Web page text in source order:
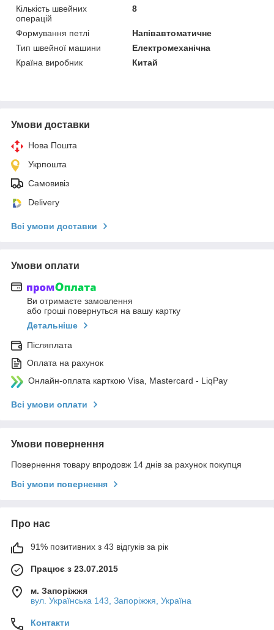
Кількість швейних
операцій
8
Формування петлі
Напівавтоматичне
Тип швейної машини
Електромеханічна
Країна виробник
Китай
Умови доставки
Нова Пошта
Укрпошта
Самовивіз
Delivery
Всі умови доставки
Умови оплати
Ви отримаєте замовлення
або гроші повернуться на вашу картку
Детальніше
Післяплата
Оплата на рахунок
Онлайн-оплата карткою Visa, Mastercard - LiqPay
Всі умови оплати
Умови повернення
Повернення товару впродовж 14 днів за рахунок покупця
Всі умови повернення
Про нас
91% позитивних з 43 відгуків за рік
Працює з 23.07.2015
м. Запоріжжя
вул. Українська 143, Запоріжжя, Україна
Контакти